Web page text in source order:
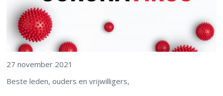
27 november 2021
Beste leden, ouders en vrijwilligers,